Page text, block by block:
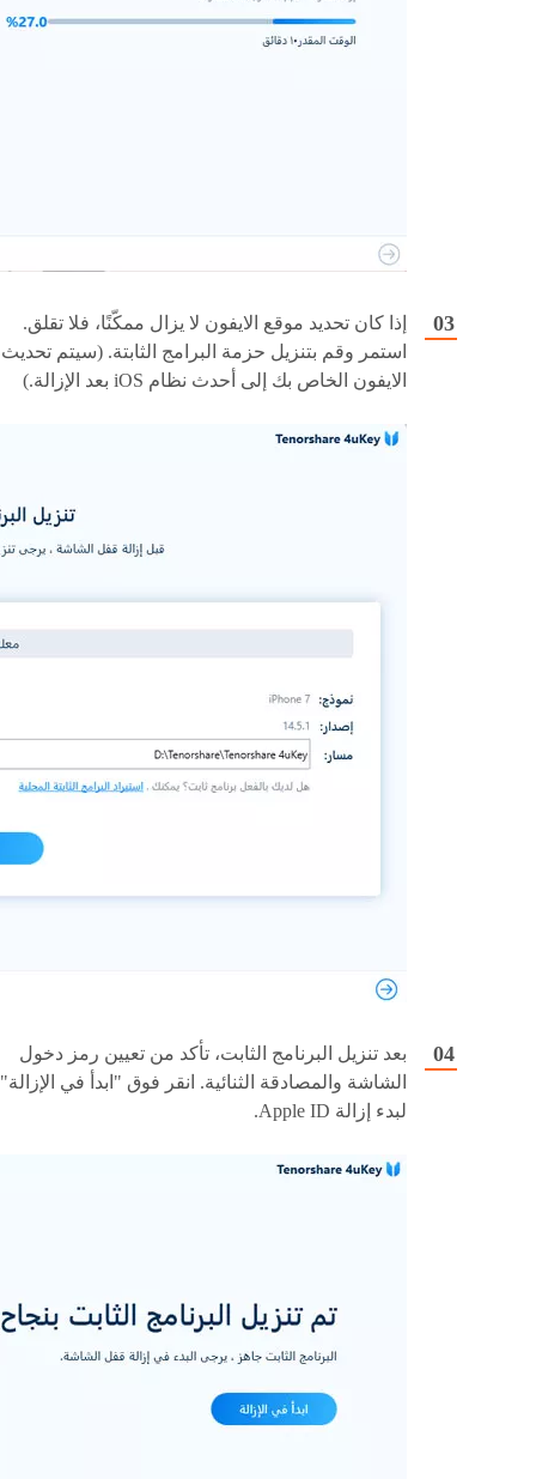
إذا كان تحديد موقع الايفون لا يزال ممكّنًا، فلا تقلق.
استمر وقم بتنزيل حزمة البرامج الثابتة. (سيتم تحديث
الايفون الخاص بك إلى أحدث نظام iOS بعد الإزالة.)
بعد تنزيل البرنامج الثابت، تأكد من تعيين رمز دخول
الشاشة والمصادقة الثنائية. انقر فوق "ابدأ في الإزالة"
لبدء إزالة Apple ID.